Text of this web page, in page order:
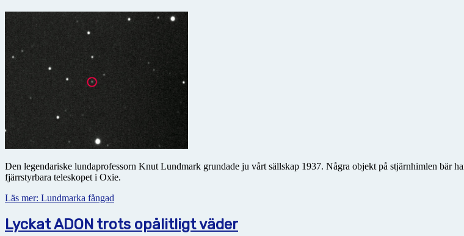
Den legendariske lundaprofessorn Knut Lundmark grundade ju vårt sällskap 1937. Några objekt på stjärnhimlen bär
fjärrstyrbara teleskopet i Oxie.
Läs mer: Lundmarka fångad
Lyckat ADON trots opålitligt väder